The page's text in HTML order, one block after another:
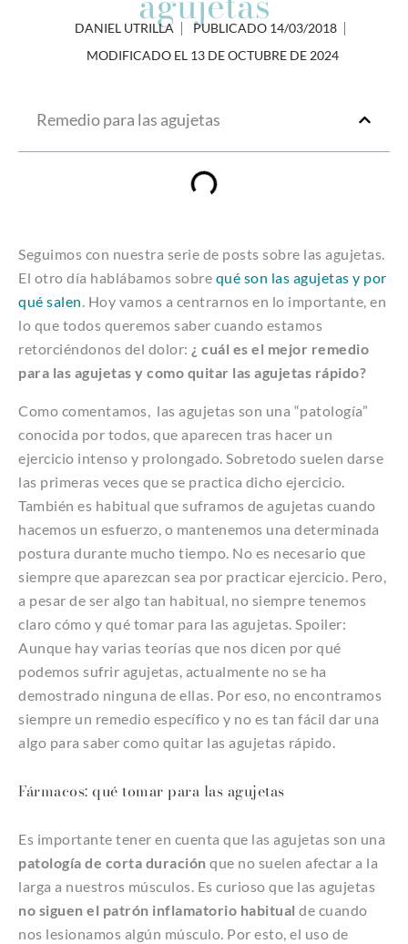
DANIEL UTRILLA PUBLICADO 14/03/2018
MODIFICADO EL 13 DE OCTUBRE DE 2024
Remedio para las agujetas
Seguimos con nuestra serie de posts sobre las agujetas.
El otro día hablábamos sobre qué son las agujetas y por
qué salen. Hoy vamos a centrarnos en lo importante, en
lo que todos queremos saber cuando estamos
retorciéndonos del dolor: ¿ cuál es el mejor remedio
para las agujetas y como quitar las agujetas rápido?
Como comentamos, las agujetas son una “patología”
conocida por todos, que aparecen tras hacer un
ejercicio intenso y prolongado. Sobretodo suelen darse
las primeras veces que se practica dicho ejercicio.
También es habitual que suframos de agujetas cuando
hacemos un esfuerzo, o mantenemos una determinada
postura durante mucho tiempo. No es necesario que
siempre que aparezcan sea por practicar ejercicio. Pero,
a pesar de ser algo tan habitual, no siempre tenemos
claro cómo y qué tomar para las agujetas. Spoiler:
Aunque hay varias teorías que nos dicen por qué
podemos sufrir agujetas, actualmente no se ha
demostrado ninguna de ellas. Por eso, no encontramos
siempre un remedio específico y no es tan fácil dar una
algo para saber como quitar las agujetas rápido.
Fármacos: qué tomar para las agujetas
Es importante tener en cuenta que las agujetas son una
patología de corta duración que no suelen afectar a la
larga a nuestros músculos. Es curioso que las agujetas
no siguen el patrón inflamatorio habitual de cuando
nos lesionamos algún músculo. Por esto, el uso de